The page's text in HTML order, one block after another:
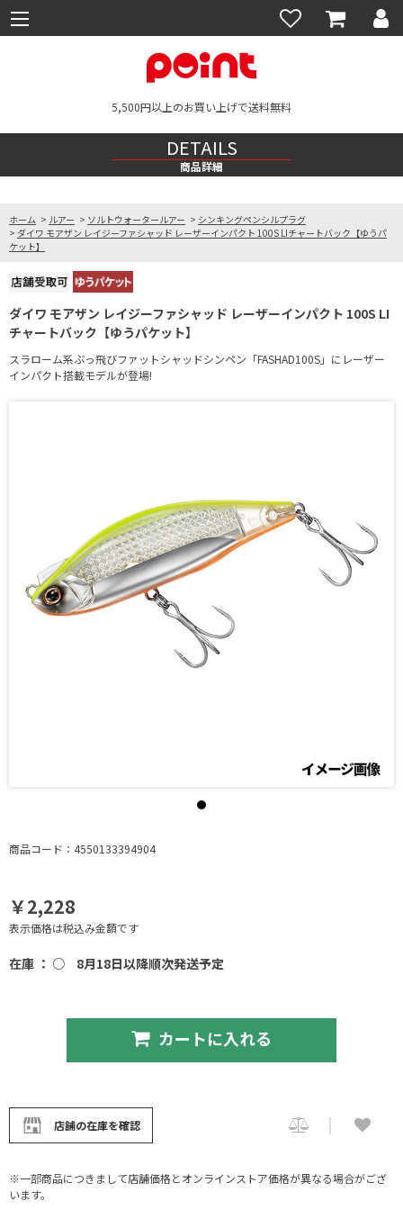
5,500円以上のお買い上げで送料無料
DETAILS
商品詳細
ホーム > ルアー > ソルトウォータールアー > シンキングペンシルプラグ
> ダイワ モアザン レイジーファシャッド レーザーインパクト 100S LIチャートバック【ゆうパ
ケット】
ダイワ モアザン レイジーファシャッド レーザーインパクト 100S LI
チャートバック【ゆうパケット】
スラローム系ぶっ飛びファットシャッドシンペン「FASHAD100S」にレーザー
インパクト搭載モデルが登場!
商品コード：4550133394904
￥2,228
表示価格は税込み金額です
在庫 ： ○ 8月18日以降順次発送予定
カートに入れる
店舗の在庫を確認
※一部商品につきまして店舗価格とオンラインストア価格が異なる場合がござ
います。